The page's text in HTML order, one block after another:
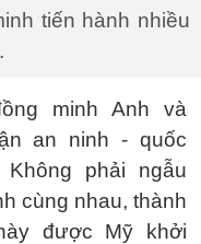
tiến hành nhiều
minh Anh và
an ninh - quốc
phải ngẫu
cùng nhau, thành
được Mỹ khởi